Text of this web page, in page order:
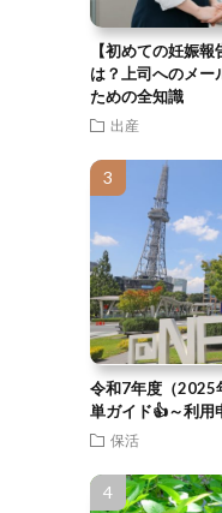
【初めての妊娠
は？上司へのメー
ための全知識
出産
令和7年度（2025
単ガイド👍～利用
保活